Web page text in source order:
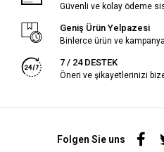
Güvenli ve kolay ödeme
Geniş Ürün Yelpazesi
Binlerce ürün ve
7 / 24 DESTEK
Öneri ve şikayetlerinizi
Folgen Sie uns